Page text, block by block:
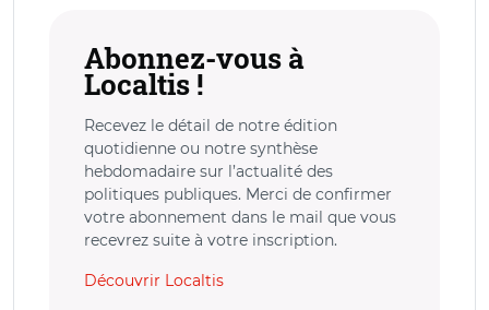
Abonnez-vous à
Localtis !
Recevez le détail de notre édition
quotidienne ou notre synthèse
hebdomadaire sur l’actualité des
politiques publiques. Merci de confirmer
votre abonnement dans le mail que vous
recevrez suite à votre inscription.
Découvrir Localtis